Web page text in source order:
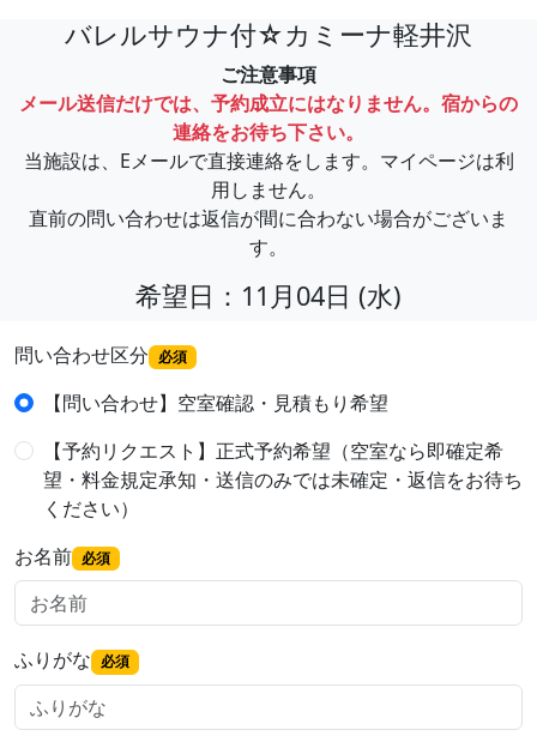
バレルサウナ付☆カミーナ軽井沢
ご注意事項
メール送信だけでは、予約成立にはなりません。宿からの
連絡をお待ち下さい。
当施設は、Eメールで直接連絡をします。マイページは利
用しません。
直前の問い合わせは返信が間に合わない場合がございま
す。
希望日：11月04日 (水)
問い合わせ区分 必須
【問い合わせ】空室確認・見積もり希望
【予約リクエスト】正式予約希望（空室なら即確定希
望・料金規定承知・送信のみでは未確定・返信をお待ち
ください）
お名前 必須
ふりがな 必須